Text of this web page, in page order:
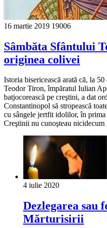
16 martie 2019 19006
Sâmbăta Sfântului
originea colivei
Istoria bisericească arată că, la
Teodor Tiron, împăratul Iulian
batjocorească pe creştini, a dat
Constantinopol să stropească
cu sângele jertfit idolilor, în prima
Creştinii nu cunoşteau
4 iulie 2020
Dezlegarea sau
Mărturisirii